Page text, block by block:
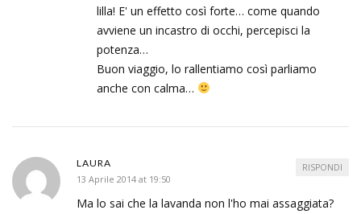
lilla! E' un effetto così forte… come quando
avviene un incastro di occhi, percepisci la
potenza…
Buon viaggio, lo rallentiamo così parliamo
anche con calma…
LAURA
13 Aprile 2014 at 19:50
Ma lo sai che la lavanda non l'ho mai assaggiata?
RISPONDI